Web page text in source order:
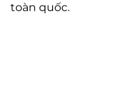
toàn quốc.